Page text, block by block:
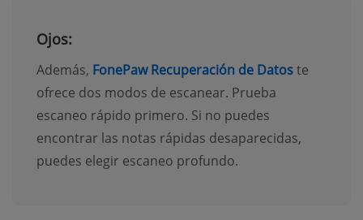
Ojos:
Además, FonePaw Recuperación de Datoste
ofrece dos modos de escanear. Prueba
escaneo rápido primero. Si no puedes
encontrar las notas rápidas desaparecidas,
puedes elegir escaneo profundo.